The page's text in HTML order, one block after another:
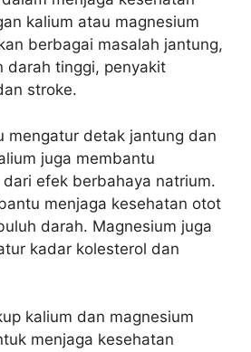
kalium atau magnesium
berbagai masalah jantung,
darah tinggi, penyakit
stroke.
mengatur detak jantung dan
juga membantu
efek berbahaya natrium.
menjaga kesehatan otot
darah. Magnesium juga
kadar kolesterol dan
kalium dan magnesium
menjaga kesehatan